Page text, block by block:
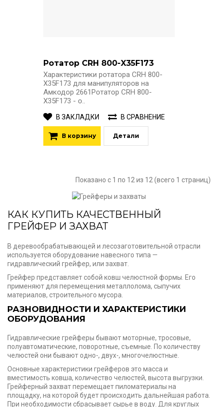
Ротатор CRH 800-X35F173
Характеристики ротатора CRH 800-
X35F173 для манипуляторов на
Амкодор 2661Ротатор CRH 800-
X35F173 - о..
В ЗАКЛАДКИ В СРАВНЕНИЕ
В корзину Детали
Показано с 1 по 12 из 12 (всего 1 страниц)
КАК КУПИТЬ КАЧЕСТВЕННЫЙ
ГРЕЙФЕР И ЗАХВАТ
В деревообрабатывающей и лесозаготовительной отрасли
используется оборудование навесного типа —
гидравлический грейфер, или захват.
Грейфер представляет собой ковш челюстной формы. Его
применяют для перемещения металлолома, сыпучих
материалов, строительного мусора.
РАЗНОВИДНОСТИ И ХАРАКТЕРИСТИКИ
ОБОРУДОВАНИЯ
Гидравлические грейферы бывают моторные, тросовые,
полуавтоматические, поворотные, съемные. По количеству
челюстей они бывают одно-, двух-, многочелюстные.
Основные характеристики грейферов это масса и
вместимость ковша, количество челюстей, высота выгрузки.
Грейферный захват перемещает пиломатериалы на
площадку, на которой будет происходить дальнейшая работа.
При необходимости сбрасывает сырье в воду. Для круглых